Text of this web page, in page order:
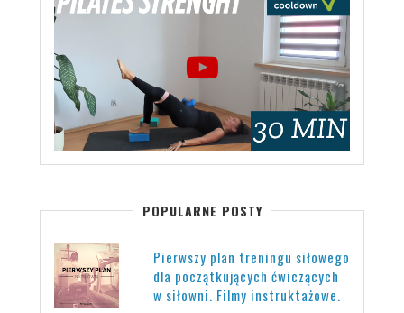
POPULARNE POSTY
Pierwszy plan treningu siłowego
dla początkujących ćwiczących
w siłowni. Filmy instruktażowe.